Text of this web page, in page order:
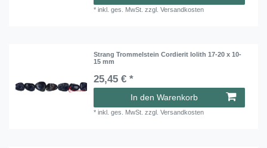
*inkl. ges. MwSt. zzgl.Versandkosten
Strang Trommelstein Cordierit Iolith 17-20 x 10-
15 mm
25,45 € *
In den Warenkorb
*inkl. ges. MwSt. zzgl.Versandkosten